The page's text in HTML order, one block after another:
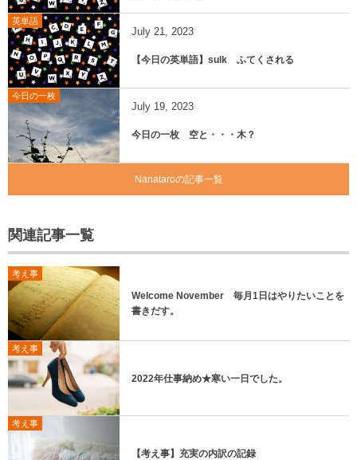
英単語
July 21, 2023
【今日の英単語】sulk ふてくされる
今日の一枚
July 19, 2023
今日の一枚 空と・・・木？
Nanataroの記事一覧
関連記事一覧
考え事
Welcome November 毎月1日はやりたいことを
書きだす。
考え事
2022年仕事納め★寒い一日でした。
考え事
【考え事】充実の内訳の記録